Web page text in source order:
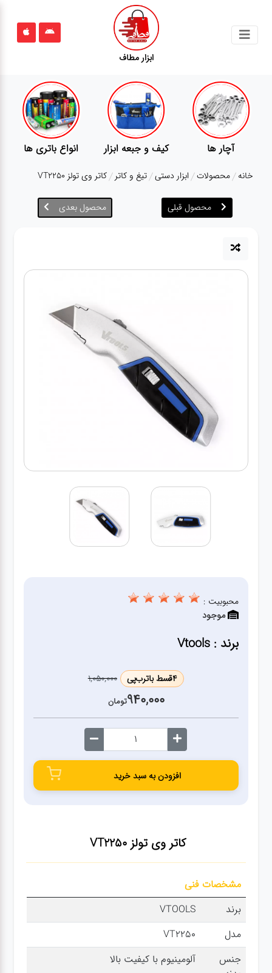
ابزار مطاف
محصولات
قوانین
سایت
درباره
محصولات
ابزار
بادی
تیغه و
کیف و
جبعه
ابزار
پمپ تجهیزات کمپ گجت
خانه محصولات ابزار دستی تیغ و کاتر کاتر وی تولز VT2250
محصول قبلی محصول بعدی
کاتر وی تولز VT2250
مشخصات فنی
برند
VTOOLS
مدل
VT2250
جنس
آلومینیوم با کیفیت بالا
محبوبیت :
موجود
برند : Vtools
4قسط باترب‌پی 1,050,000
940,000تومان
افزودن به سبد خرید